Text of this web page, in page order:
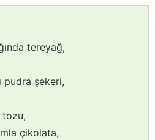
tereyağ,
pudra şekeri,
çikolata,